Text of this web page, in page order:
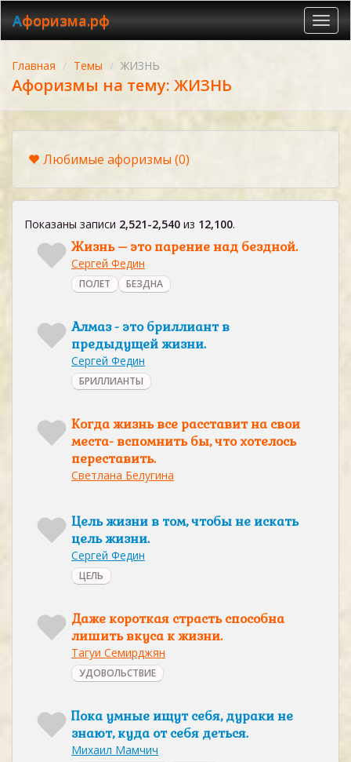
Афоризма.рф
Главная Темы ЖИЗНЬ
Афоризмы на тему: ЖИЗНЬ
Любимые афоризмы (0)
Показаны записи 2,521-2,540 из 12,100.
Жизнь – это парение над бездной.
Сергей Федин
ПОЛЕТ БЕЗДНА
Алмаз - это бриллиант в
предыдущей жизни.
Сергей Федин
БРИЛЛИАНТЫ
Когда жизнь все расставит на свои
места- вспомнить бы, что хотелось
переставить.
Светлана Белугина
Цель жизни в том, чтобы не искать
цель жизни.
Сергей Федин
ЦЕЛЬ
Даже короткая страсть способна
лишить вкуса к жизни.
Тагуи Семирджян
УДОВОЛЬСТВИЕ
Пока умные ищут себя, дураки не
знают, куда от себя деться.
Михаил Мамчич